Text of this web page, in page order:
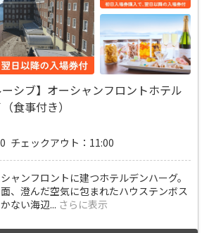
ーシブ】オーシャンフロントホテル
食事付き）
チェックアウト：11:00
ャンフロントに建つホテルデンハーグ。
、澄んだ空気に包まれたハウステンボス
ない海辺... さらに表示